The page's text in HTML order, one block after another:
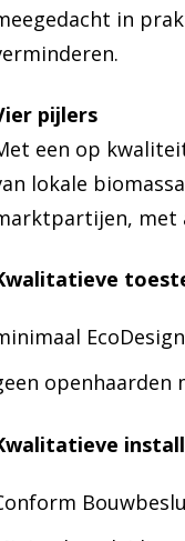
in
pijlers
een op
lokale
met
EcoDesign
openhaarden